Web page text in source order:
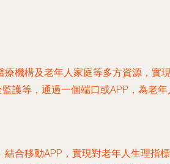
機構及老年人家庭等多方資源，實
等，通過一個端口或APP，為老年
合移動APP，實現對老年人生理指